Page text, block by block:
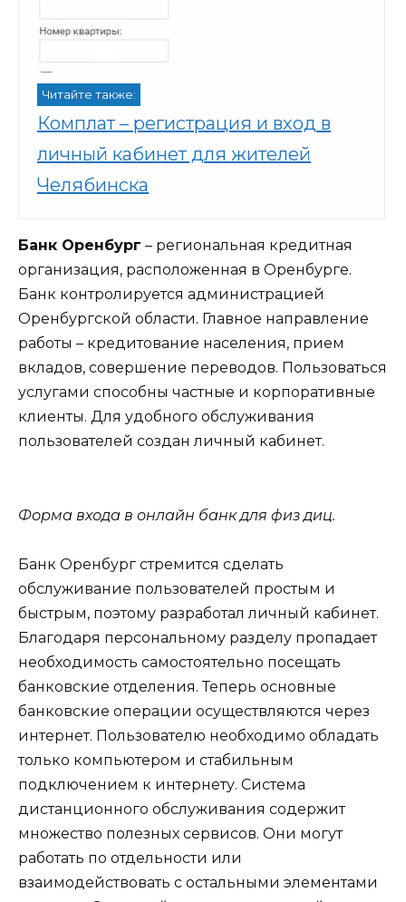
Читайте также:
Комплат – регистрация и вход в
личный кабинет для жителей
Челябинска
Банк Оренбург – региональная кредитная
организация, расположенная в Оренбурге.
Банк контролируется администрацией
Оренбургской области. Главное направление
работы – кредитование населения, прием
вкладов, совершение переводов. Пользоваться
услугами способны частные и корпоративные
клиенты. Для удобного обслуживания
пользователей создан личный кабинет.
Форма входа в онлайн банк для физ диц.
Банк Оренбург стремится сделать
обслуживание пользователей простым и
быстрым, поэтому разработал личный кабинет.
Благодаря персональному разделу пропадает
необходимость самостоятельно посещать
банковские отделения. Теперь основные
банковские операции осуществляются через
интернет. Пользователю необходимо обладать
только компьютером и стабильным
подключением к интернету. Система
дистанционного обслуживания содержит
множество полезных сервисов. Они могут
работать по отдельности или
взаимодействовать с остальными элементами